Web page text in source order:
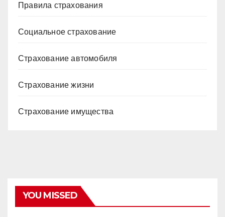
Правила страхования
Социальное страхование
Страхование автомобиля
Страхование жизни
Страхование имущества
YOU MISSED